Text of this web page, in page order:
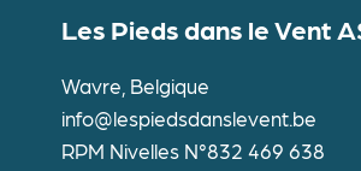
Les Pieds dans le Vent
Wavre, Belgique
info@lespiedsdanslevent.be
RPM Nivelles N°832 469 638